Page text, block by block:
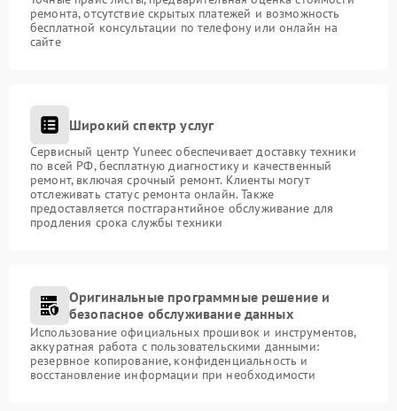
ремонта, отсутствие скрытых платежей и возможность
бесплатной консультации по телефону или онлайн на
сайте
Широкий спектр услуг
Сервисный центр Yuneec обеспечивает доставку техники
по всей РФ, бесплатную диагностику и качественный
ремонт, включая срочный ремонт. Клиенты могут
отслеживать статус ремонта онлайн. Также
предоставляется постгарантийное обслуживание для
продления срока службы техники
Оригинальные программные решение и
безопасное обслуживание данных
Использование официальных прошивок и инструментов,
аккуратная работа с пользовательскими данными:
резервное копирование, конфиденциальность и
восстановление информации при необходимости